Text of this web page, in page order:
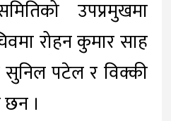
उपप्रमुखमा
रोहन कुमार साह
पटेल र विक्की
।